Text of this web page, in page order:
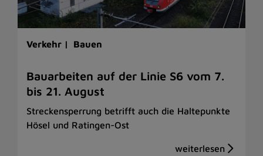
Verkehr | Bauen
Bauarbeiten auf der Linie S6 vom 7.
bis 21. August
Streckensperrung betrifft auch die Haltepunkte
Hösel und Ratingen-Ost